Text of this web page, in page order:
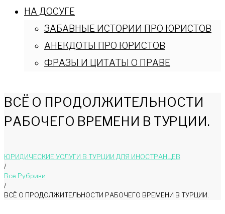
НА ДОСУГЕ
ЗАБАВНЫЕ ИСТОРИИ ПРО ЮРИСТОВ
АНЕКДОТЫ ПРО ЮРИСТОВ
ФРАЗЫ И ЦИТАТЫ О ПРАВЕ
ВСЁ O ПРОДОЛЖИТЕЛЬНОСТИ
РАБОЧЕГО ВРЕМЕНИ В ТУРЦИИ.
ЮРИДИЧЕСКИЕ УСЛУГИ В ТУРЦИИ ДЛЯ ИНОСТРАНЦЕВ
/
Bce Pyбрики
/
ВСЁ O ПРОДОЛЖИТЕЛЬНОСТИ РАБОЧЕГО ВРЕМЕНИ В ТУРЦИИ.